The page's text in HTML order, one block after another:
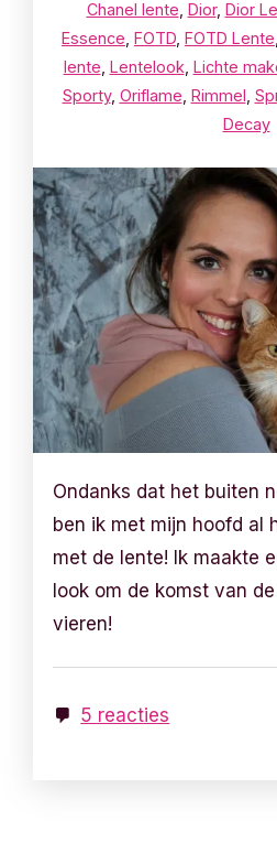
Chanel lente Dior, Dior
Essence FOTD FOTD Lente
lente Lentelook Lichte
Sporty, Oriflame Rimmel
Decay
Ondanks dat het buiten
ben ik met mijn hoofd al
met de lente! Ik maakte
look om de komst van
vieren!
5 reacties